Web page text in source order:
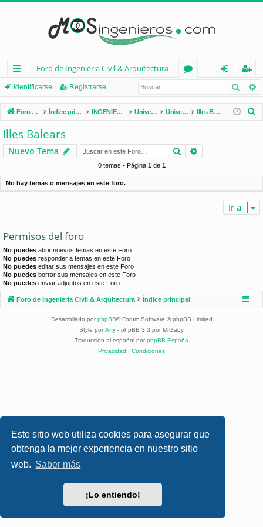
Este sitio web utiliza cookies para asegurar que
obtenga la mejor experiencia en nuestro sitio
web. Saber más
¡Lo entiendo!
nl
ac
es
rá
pi
d
Foro de Ingenieria Civil & Arquitectura
os
nt
ifi
e
eg
ist
ra
Identificarse Registrarse
Foro de Ingenieria Civil & Arquitectura Índice principal INGENIERÍA CIVIL (España) Universidades de España Universidades por Comunidades Illes Balears
r
Illes Balears
Nuevo Tema Buscar
0 temas • Página 1de 1
No hay temas o mensajes en este foro.
Ir a
Permisos del foro
No puedes abrir nuevos temas en este Foro
No puedes responder a temas en este Foro
No puedes editar sus mensajes en este Foro
No puedes borrar sus mensajes en este Foro
No puedes enviar adjuntos en este Foro
Foro de Ingenieria Civil & Arquitectura Índice principal
Desarrollado por phpBB® Forum Software © phpBB Limited
Style por Arty - phpBB 3.3 por MrGaby
Traducción al español por phpBB España
Privacidad | Condiciones